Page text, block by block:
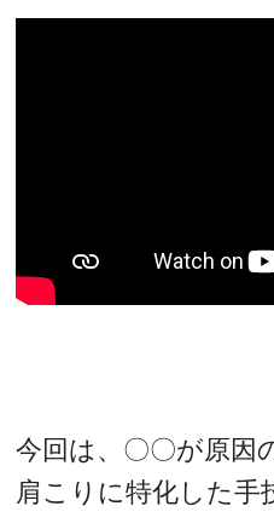
今回は、〇〇が原因
肩こりに特化した手